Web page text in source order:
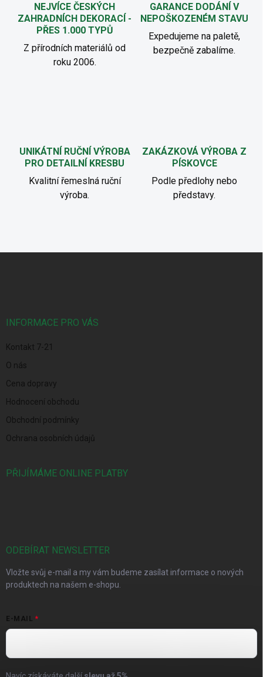
NEJVÍCE ČESKÝCH
ZAHRADNÍCH DEKORACÍ -
PŘES 1.000 TYPŮ
Z přírodních materiálů od
roku 2006.
GARANCE DODÁNÍ V
NEPOŠKOZENÉM STAVU
Expedujeme na paletě,
bezpečně zabalíme.
UNIKÁTNÍ RUČNÍ VÝROBA
PRO DETAILNÍ KRESBU
Kvalitní řemeslná ruční
výroba.
ZAKÁZKOVÁ VÝROBA Z
PÍSKOVCE
Podle předlohy nebo
představy.
INFORMACE PRO VÁS
Kontakt 7-21
O nás
Cena dopravy
Hodnocení obchodu
Obchodní podmínky
Ochrana osobních údajů
PŘIJÍMÁME ONLINE PLATBY
ODEBÍRAT NEWSLETTER
Vložte svůj e-mail a my vám budeme zasílat informace o nových
produktech na našem e-shopu.
E-MAIL